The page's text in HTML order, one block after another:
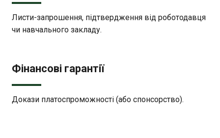
Листи-запрошення, підтвердження від роботодавця
чи навчального закладу.
Фінансові гарантії
Докази платоспроможності (або спонсорство).